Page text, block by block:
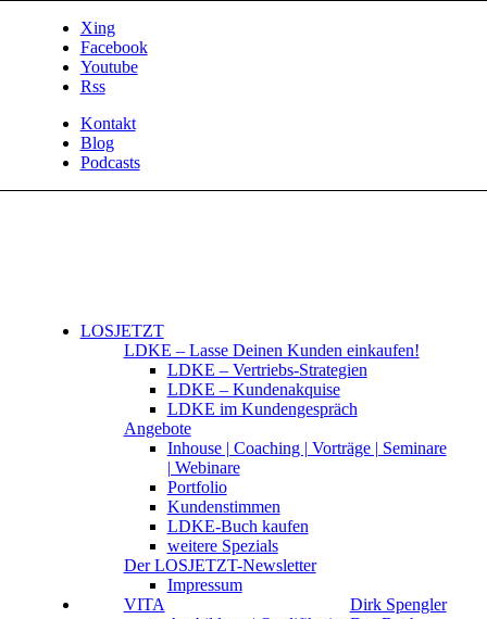
Xing
Facebook
Youtube
Rss
Kontakt
Blog
Podcasts
LOSJETZT
LDKE – Lasse Deinen Kunden einkaufen!
LDKE – Vertriebs-Strategien
LDKE – Kundenakquise
LDKE im Kundengespräch
Angebote
Inhouse | Coaching | Vorträge | Seminare
| Webinare
Portfolio
Kundenstimmen
LDKE-Buch kaufen
weitere Spezials
Der LOSJETZT-Newsletter
Impressum
Dirk Spengler
VITA